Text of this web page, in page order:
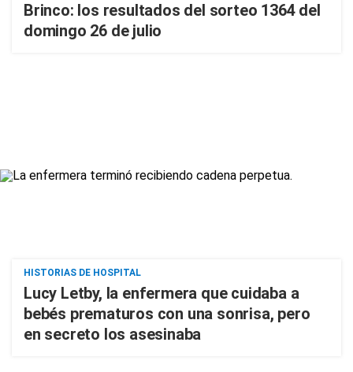
Brinco: los resultados del sorteo 1364 del
domingo 26 de julio
HISTORIAS DE HOSPITAL
Lucy Letby, la enfermera que cuidaba a
bebés prematuros con una sonrisa, pero
en secreto los asesinaba